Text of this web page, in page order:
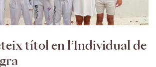
títol en l’Individual de